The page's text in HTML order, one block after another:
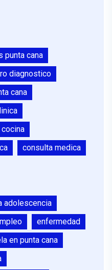
punta cana
diagnostico
cana
cocina
consulta medica
adolescencia
enfermedad
en punta cana